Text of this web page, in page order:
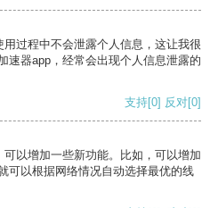
过程中不会泄露个人信息，这让我很
速器app，经常会出现个人信息泄露的
支持[0] 反对[0]
以增加一些新功能。比如，可以增加
可以根据网络情况自动选择最优的线